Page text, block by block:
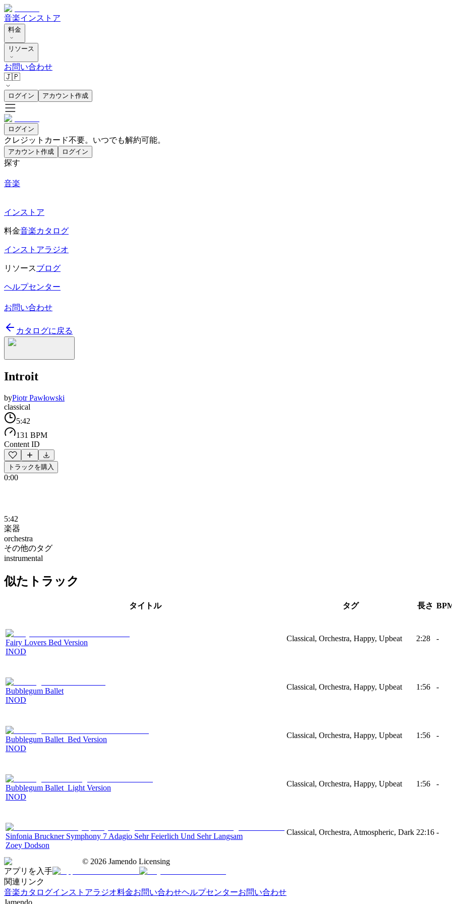
音楽インストア
料金
リソース
お問い合わせ
🇯🇵
ログイン アカウント作成
ログイン
クレジットカード不要。いつでも解約可能。
アカウント作成 ログイン
探す
音楽
インストア
料金音楽カタログ
インストアラジオ
リソースブログ
ヘルプセンター
お問い合わせ
カタログに戻る
Introit
byPiotr Pawłowski
classical
5:42
131 BPM
Content ID
トラックを購入
0:00
5:42
楽器
orchestra
その他のタグ
instrumental
似たトラック
タイトル タグ 長さ
Fairy Lovers Bed Version
INOD
Classical, Orchestra, Happy, Upbeat 2:28 -
Bubblegum Ballet
INOD
Classical, Orchestra, Happy, Upbeat 1:56 -
Bubblegum Ballet_Bed Version
INOD
Classical, Orchestra, Happy, Upbeat 1:56 -
Bubblegum Ballet_Light Version
INOD
Classical, Orchestra, Happy, Upbeat 1:56 -
Sinfonia Bruckner Symphony 7 Adagio Sehr Feierlich Und Sehr Langsam
Zoey Dodson
Classical, Orchestra, Atmospheric, Dark 22:16 -
© 2026 Jamendo Licensing
アプリを入手
関連リンク
音楽カタログインストアラジオ料金お問い合わせヘルプセンターお問い合わせ
Jamendo